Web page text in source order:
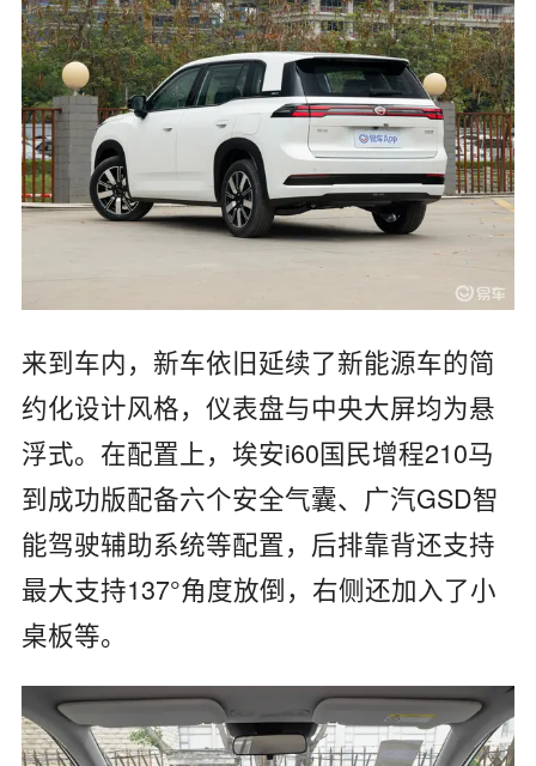
来到车内，新车依旧延续了新能源车的简
约化设计风格，仪表盘与中央大屏均为悬
浮式。在配置上，埃安i60国民增程210马
到成功版配备六个安全气囊、广汽GSD智
能驾驶辅助系统等配置，后排靠背还支持
最大支持137°角度放倒，右侧还加入了小
桌板等。